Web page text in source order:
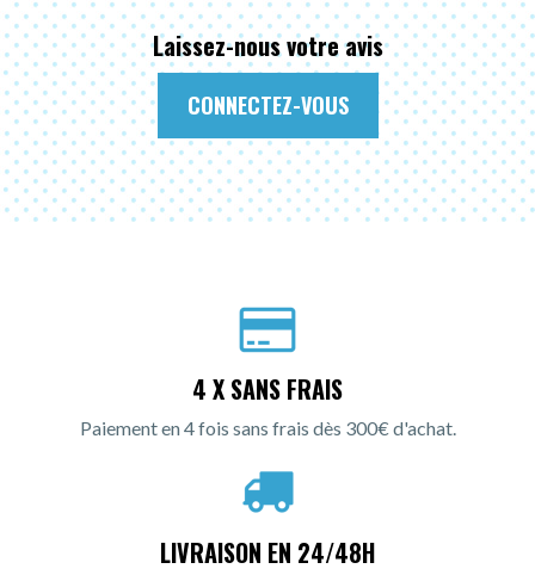
Laissez-nous votre avis
CONNECTEZ-VOUS
4 X SANS FRAIS
Paiement en 4 fois sans frais dès 300€ d'achat.
LIVRAISON EN 24/48H